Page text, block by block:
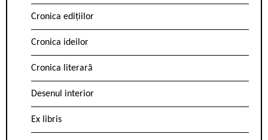
Cronica edițiilor
Cronica ideilor
Cronica literară
Desenul interior
Ex libris